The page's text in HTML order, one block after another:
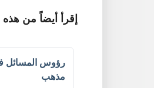
إقرأ أيضاً من هذه
رؤوس المسائل
مذهب